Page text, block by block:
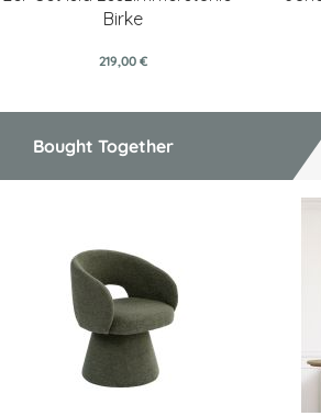
Birke
219,00 €
Bought Together